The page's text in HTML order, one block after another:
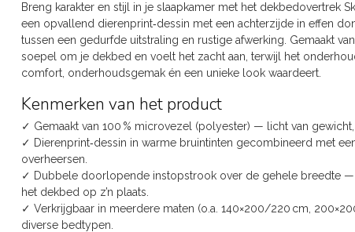
Breng karakter en stijl in je slaapkamer met het dekbedovertrek
een opvallend dierenprint‑dessin met een achterzijde in effen
tussen een gedurfde uitstraling en rustige afwerking. Gemaakt
soepel om je dekbed en voelt het zacht aan, terwijl het
comfort, onderhoudsgemak én een unieke look waardeert.
Kenmerken van het product
✓ Gemaakt van 100 % microvezel (polyester) — licht van
✓ Dierenprint‑dessin in warme bruintinten gecombineerd met
overheersen.
✓ Dubbele doorlopende instopstrook over de gehele breedte
het dekbed op z’n plaats.
✓ Verkrijgbaar in meerdere maten (o.a. 140×200/220 cm,
diverse bedtypen.